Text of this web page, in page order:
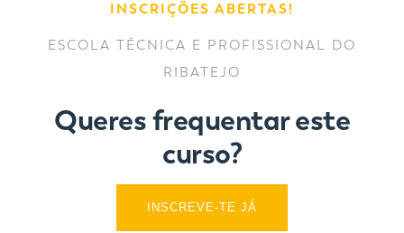
INSCRIÇÕES ABERTAS!
ESCOLA TÉCNICA E PROFISSIONAL DO
RIBATEJO
Queres frequentar este
curso?
INSCREVE-TE JÁ